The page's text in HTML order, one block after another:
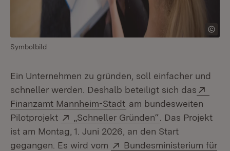
Symbolbild
Ein Unternehmen zu gründen, soll einfacher und
schneller werden. Deshalb beteiligt sich das
Finanzamt Mannheim-Stadt (Öffnet in neuem
am bundesweiten
Pilotprojekt
Extern:
„Schneller Gründen“ (Öffnet in
. Das Projekt
ist am Montag, 1. Juni 2026, an den Start
gegangen. Es wird vom
Extern:
Bundesministerium für